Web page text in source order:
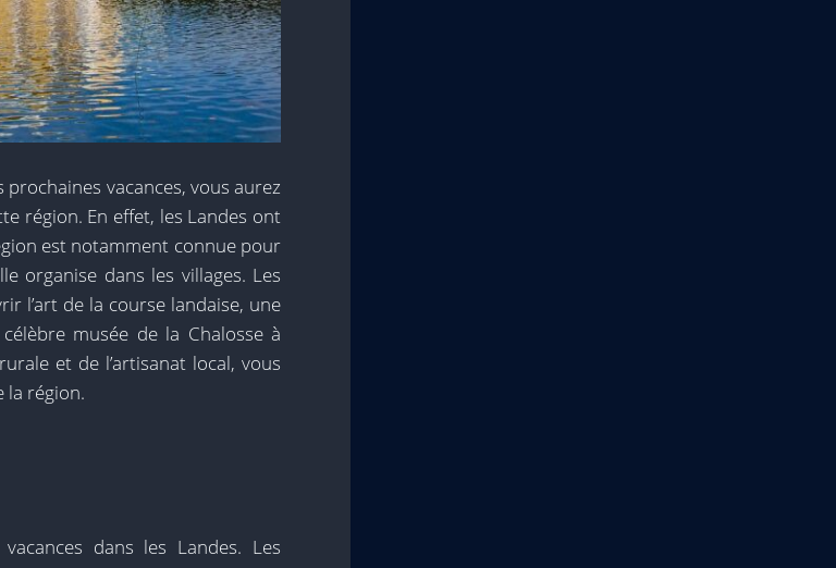
vacances, vous aurez
région. En effet, les Landes ont
est notamment connue pour
organise dans les villages. Les
l’art de la course landaise, une
musée de la Chalosse à
et de l’artisanat local, vous
la région.
dans les Landes. Les